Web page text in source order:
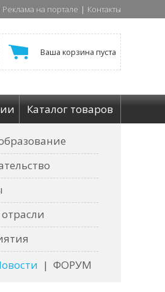
Реклама на портале | Контакты
Ваша корзина пуста
Каталог товаров
| ФОРУМ